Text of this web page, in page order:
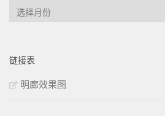
文
链接表
明廊效果图